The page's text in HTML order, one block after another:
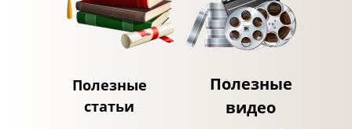
Полезные
статьи
Полезные
видео